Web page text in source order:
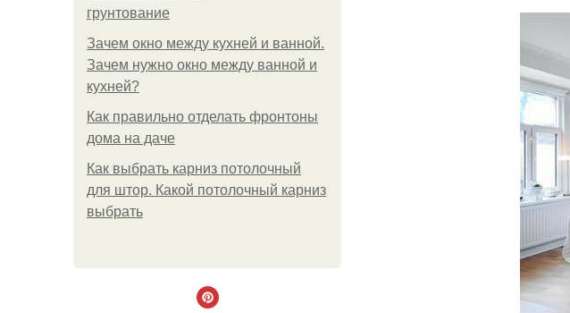
грунтование
Зачем окно между кухней и ванной.
Зачем нужно окно между ванной и
кухней?
Как правильно отделать фронтоны
дома на даче
Как выбрать карниз потолочный
для штор. Какой потолочный карниз
выбрать